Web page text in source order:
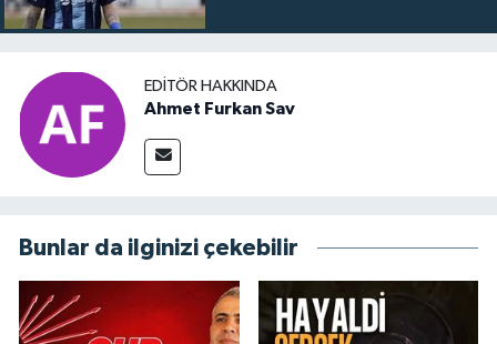
EDITÖR HAKKINDA
Ahmet Furkan Sav
Bunlar da ilginizi çekebilir